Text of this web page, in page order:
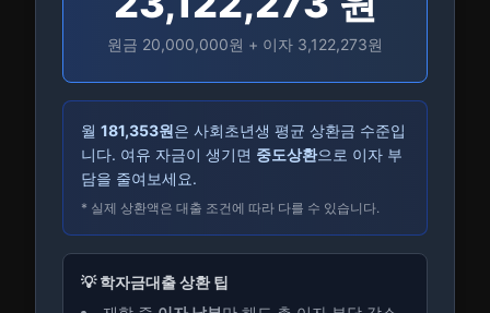
원금 20,000,000원 + 이자 3,122,273원
월 181,353원은 사회초년생 평균 상환금 수준입
니다. 여유 자금이 생기면 중도상환으로 이자 부
담을 줄여보세요.
* 실제 상환액은 대출 조건에 따라 다를 수 있습니다.
💡 학자금대출 상환 팁